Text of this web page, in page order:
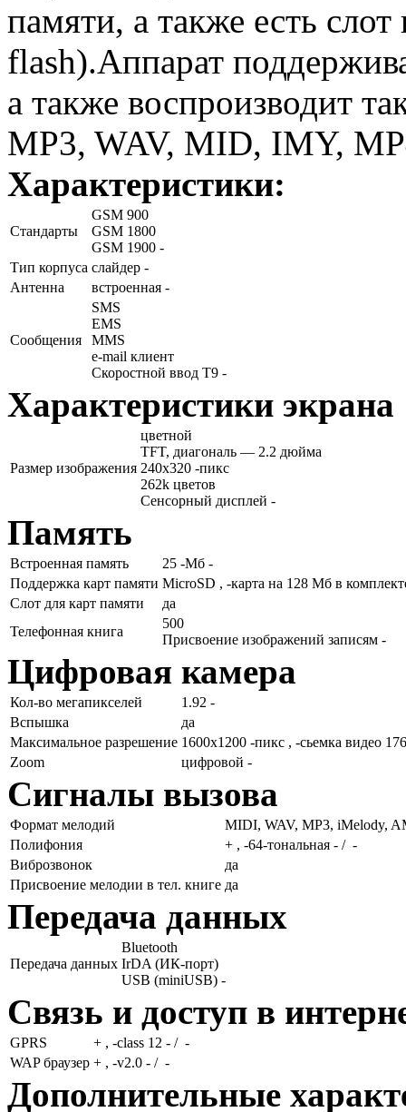
памяти, а также есть
flash).Аппарат
а также воспроизводит
MP3, WAV, MID, IMY,
Характеристики:
Стандарты
GSM 900
GSM 1800
GSM 1900 -
Тип корпуса слайдер -
Антенна
встроенная -
Сообщения
SMS
EMS
MMS
e-mail клиент
Скоростной ввод T9 -
Характеристики экрана
Размер изображения
цветной
TFT, диагональ — 2.2 дюйма
240x320 -пикс
262k цветов
Сенсорный дисплей -
Память
Встроенная память
25 -Мб -
Поддержка карт памяти MicroSD , -карта на 128 Мб в
Слот для карт памяти
да
Телефонная книга
500
Присвоение изображений записям -
Цифровая камера
Кол-во мегапикселей
1.92 -
Вспышка
да
Максимальное разрешение 1600x1200 -пикс , -сьемка видео
Zoom
цифровой -
Сигналы вызова
Формат мелодий
MIDI, WAV, MP3, iMelody,
Полифония
+ , -64-тональная - / -
Виброзвонок
да
Присвоение мелодии в тел. книге да
Передача данных
Передача данных
Bluetooth
IrDA (ИК-порт)
USB (miniUSB) -
Связь и доступ в
GPRS
+ , -class 12 - / -
WAP браузер + , -v2.0 - / -
Дополнительные